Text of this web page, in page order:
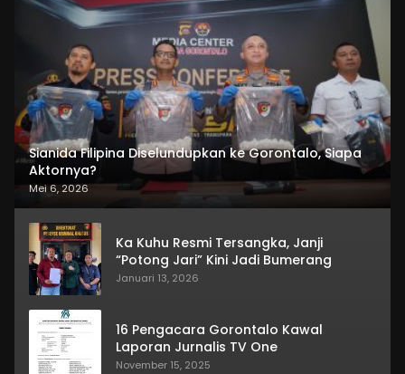
Sianida Filipina Diselundupkan ke Gorontalo, Siapa
Aktornya?
Mei 6, 2026
Ka Kuhu Resmi Tersangka, Janji
“Potong Jari” Kini Jadi Bumerang
Januari 13, 2026
16 Pengacara Gorontalo Kawal
Laporan Jurnalis TV One
November 15, 2025